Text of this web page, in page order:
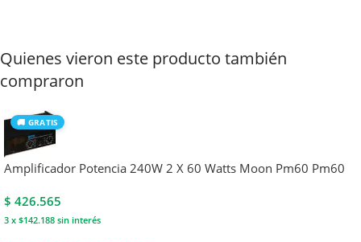
Quienes vieron este producto también
compraron
🚚 GRATIS
Amplificador Potencia 240W 2 X 60 Watts Moon Pm60 Pm60
$ 426.565
3 x $142.188 sin interés